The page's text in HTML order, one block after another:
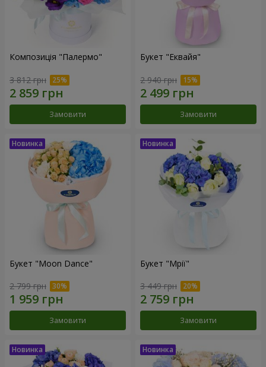
Композиція "Палермо"
3 812 грн
Замовити
Букет "Еквайя"
2 940 грн
Замовити
Букет "Moon Dance"
2 799 грн
Замовити
Букет "Мрії"
3 449 грн
Замовити